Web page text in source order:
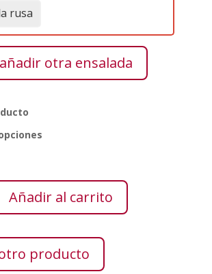
rusa
otra ensalada
Añadir al carrito
producto